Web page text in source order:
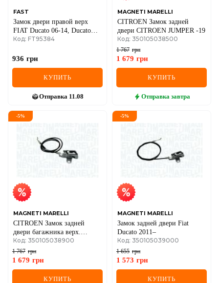
FAST
Замок двери правой верх
FIAT Ducato 06-14, Ducato
14-; PEUGEOT Boxer 06-14,
06-14, Jumper 14-
Код: FT95384
936 грн
КУПИТЬ
Отправка 11.08
MAGNETI MARELLI
CITROEN Замок задней
двери CITROEN JUMPER -19
Код: 350105038500
1 767 грн
1 679 грн
КУПИТЬ
Отправка завтра
-5%
MAGNETI MARELLI
CITROEN Замок задней
двери багажника верх.
Jumper III, PEUGEOT
BOXER III
Код: 350105038900
1 767 грн
1 679 грн
КУПИТЬ
-5%
MAGNETI MARELLI
Замок задней двери Fiat
Ducato 2011–
Код: 350105039000
1 655 грн
1 573 грн
КУПИТЬ